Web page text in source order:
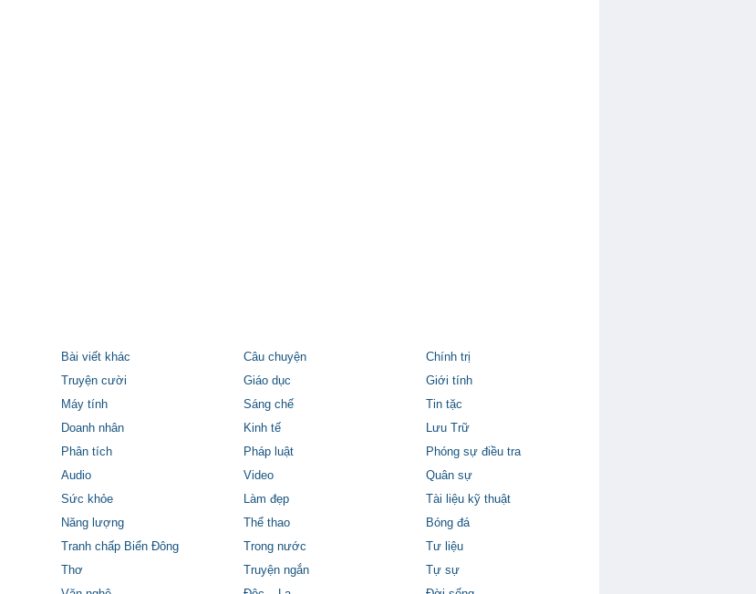
Bài viết khác Câu chuyện
Chính trị
Truyện cười Giáo dục
Giới tính
Máy tính Sáng chế
Tin tặc
Doanh nhân Kinh tế
Lưu Trữ
Phân tích Pháp luật
Phóng sự điều tra
Audio Video
Quân sự
Sức khỏe Làm đẹp
Tài liệu kỹ thuật
Năng lượng Thể thao
Bóng đá
Tranh chấp Biển Đông Trong nước
Tư liệu
Thơ Truyện ngắn
Tự sự